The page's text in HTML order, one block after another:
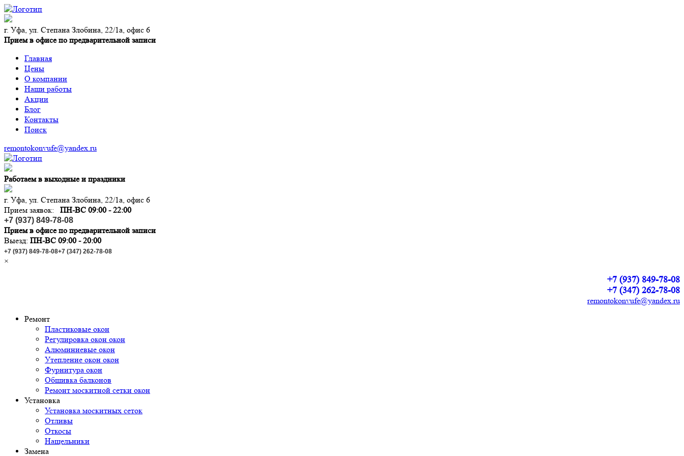
г. Уфа, ул. Степана Злобина, 22/1а, офис 6
Прием в офисе по предварительной записи
Главная
Цены
О компании
Наши работы
Акции
Блог
Контакты
Поиск
remontokonvufe@yandex.ru
Работаем в выходные и праздники
г. Уфа, ул. Степана Злобина, 22/1а, офис 6
Прием заявок: ПН-ВС 09:00 - 22:00
+7 (937) 849-78-08
Прием в офисе по предварительной записи
Выезд: ПН-ВС 09:00 - 20:00
+7 (937) 849-78-08+7 (347) 262-78-08
×
+7 (937) 849-78-08
+7 (347) 262-78-08
remontokonvufe@yandex.ru
Ремонт
Пластиковые окон
Регулировка окон окон
Алюминиевые окон
Утепление окон окон
Фурнитура окон
Обшивка балконов
Ремонт москитной сетки окон
Установка
Установка москитных сеток
Отливы
Откосы
Нащельники
Замена